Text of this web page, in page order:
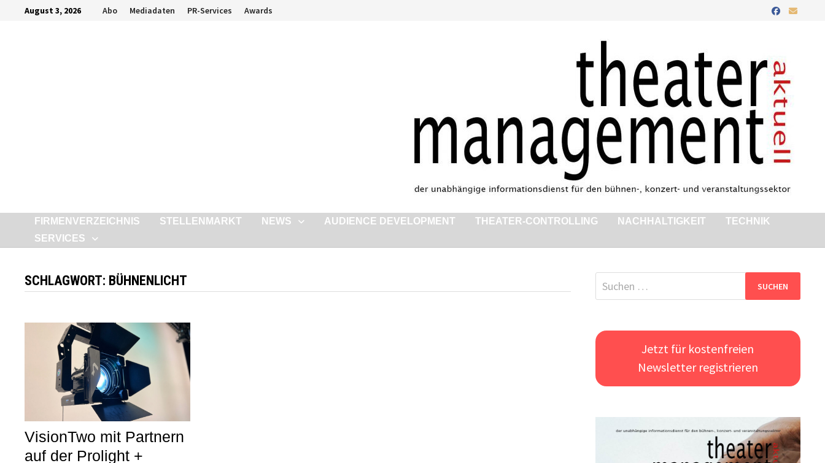
ZurückAugust 3, 2026 Abo Mediadaten PR-Services Awards
FIRMENVERZEICHNIS STELLENMARKT NEWS AUDIENCE DEVELOPMENT THEATER-CONTROLLING NACHHALTIGKEIT
TECHNIK
SERVICES
SCHLAGWORT: BÜHNENLICHT
VisionTwo mit Partnern
auf der Prolight +
Suchen
nach:
Jetzt für kostenfreien
Newsletter registrieren